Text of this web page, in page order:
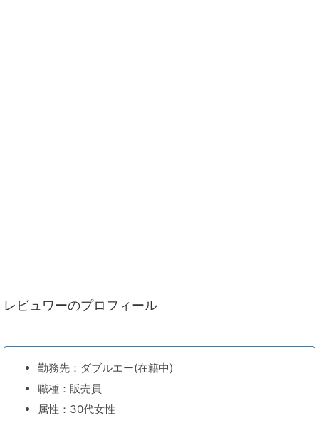
レビュワーのプロフィール
勤務先：ダブルエー(在籍中)
職種：販売員
属性：30代女性